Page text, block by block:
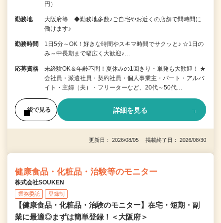
円）
勤務地
大阪府等 ◆勤務地多数♪ご自宅やお近くの店舗で間時間に
働けます♪
勤務時間
1日5分～OK！好きな時間やスキマ時間でサクッと♪ ☆1日の
み～中長期まで幅広く大歓迎♪…
応募資格
未経験OK＆年齢不問！夏休みの1回きり・単発も大歓迎！ ★
会社員・派遣社員・契約社員・個人事業主・パート・アルバ
イト・主婦（夫）・フリーターなど、20代～50代…
後で見る 詳細を見る
更新日： 2026/08/05 掲載終了日： 2026/08/30
健康食品・化粧品・治験等のモニター
株式会社SOUKEN
業務委託 登録制
【健康食品・化粧品・治験のモニター】在宅・短期・副
業に最適◎まずは簡単登録！＜大阪府＞